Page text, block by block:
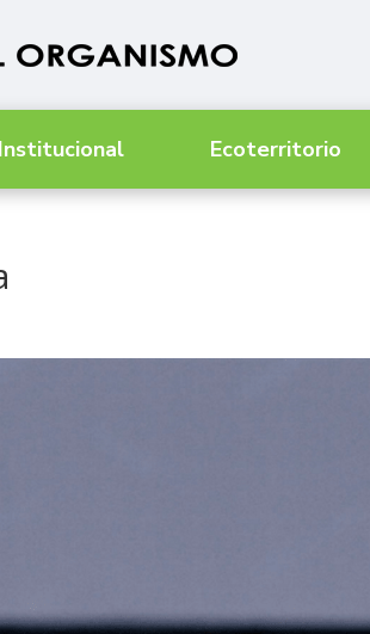
Institucional Ecoterritorio